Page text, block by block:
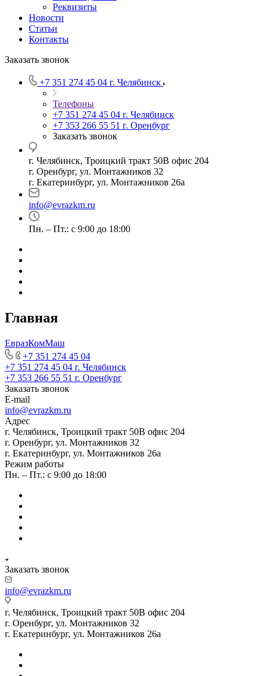
Реквизиты
Новости
Статьи
Контакты
Заказать звонок
+7 351 274 45 04 г. Челябинск
Телефоны
+7 351 274 45 04 г. Челябинск
+7 353 266 55 51 г. Оренбург
Заказать звонок
г. Челябинск, Троицкий тракт 50В офис 204
г. Оренбург, ул. Монтажников 32
г. Екатеринбург, ул. Монтажников 26а
info@evrazkm.ru
Пн. – Пт.: с 9:00 до 18:00
Главная
ЕвразКомМаш
+7 351 274 45 04
+7 351 274 45 04 г. Челябинск
+7 353 266 55 51 г. Оренбург
Заказать звонок
E-mail
info@evrazkm.ru
Адрес
г. Челябинск, Троицкий тракт 50В офис 204
г. Оренбург, ул. Монтажников 32
г. Екатеринбург, ул. Монтажников 26а
Режим работы
Пн. – Пт.: с 9:00 до 18:00
Заказать звонок
info@evrazkm.ru
г. Челябинск, Троицкий тракт 50В офис 204
г. Оренбург, ул. Монтажников 32
г. Екатеринбург, ул. Монтажников 26а